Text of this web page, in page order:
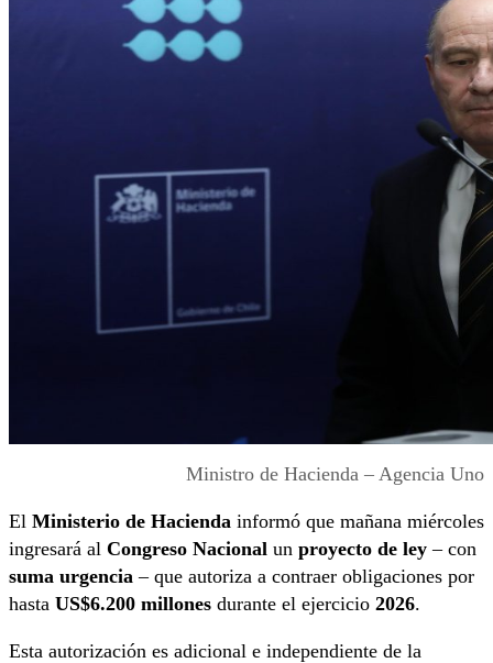
Ministro de Hacienda – Agencia Uno
El Ministerio de Hacienda informó que mañana miércoles
ingresará al Congreso Nacional un proyecto de ley – con
suma urgencia – que autoriza a contraer obligaciones por
hasta US$6.200 millones durante el ejercicio 2026.
Esta autorización es adicional e independiente de la